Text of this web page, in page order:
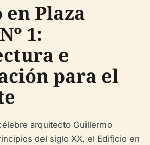
Plaza
1:
e
para el
arquitecto Guillermo
del siglo XX, el Edificio en